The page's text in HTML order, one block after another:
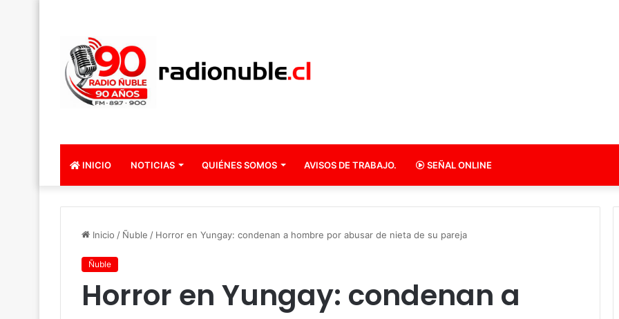
INICIO NOTICIAS QUIÉNES SOMOS AVISOS DE TRABAJO. SEÑAL ONLINE
Inicio / Ñuble / Horror en Yungay: condenan a hombre por abusar de nieta de su pareja
Ñuble
Horror en Yungay: condenan a